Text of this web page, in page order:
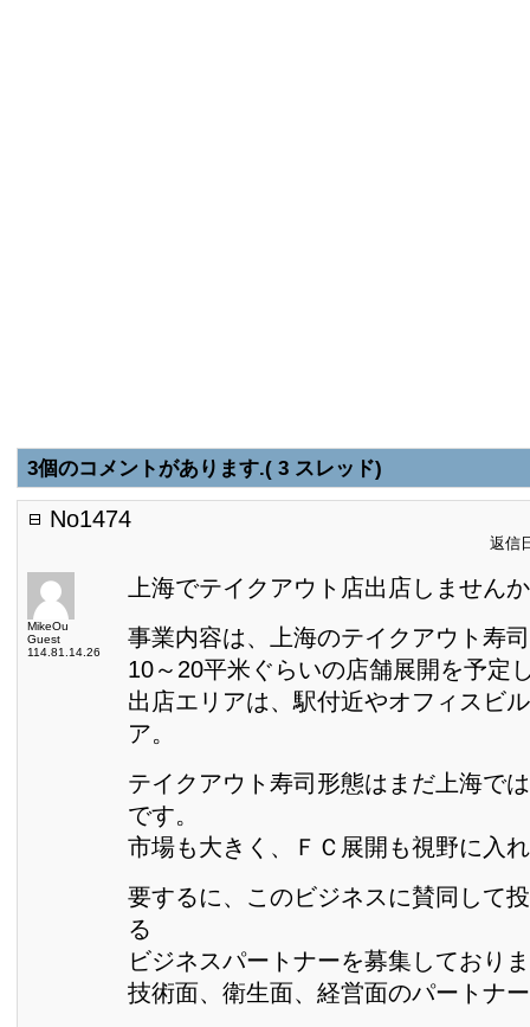
3個のコメントがあります.( 3 スレッド)
No1474
返信
MikeOu
Guest
114.81.14.26
上海でテイクアウト店出店しません
事業内容は、上海のテイクアウト寿
10～20平米ぐらいの店舗展開を予定
出店エリアは、駅付近やオフィスビ
ア。
テイクアウト寿司形態はまだ上海で
です。
市場も大きく、ＦＣ展開も視野に入
要するに、このビジネスに賛同して
る
ビジネスパートナーを募集しており
技術面、衛生面、経営面のパートナ